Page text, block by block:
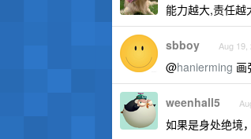
能力越大,责任越
sbboy Aug 19,
@hanierming 画
weenhall5
如果是身处绝境